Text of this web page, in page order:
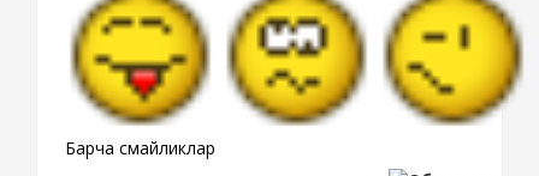
Барча смайликлар